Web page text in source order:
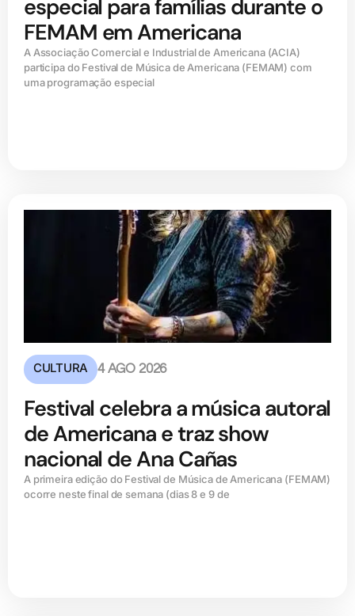
especial para famílias durante o
FEMAM em Americana
A Associação Comercial e Industrial de Americana (ACIA)
participa do Festival de Música de Americana (FEMAM) com
uma programação especial
CULTURA 4 AGO 2026
Festival celebra a música autoral
de Americana e traz show
nacional de Ana Cañas
A primeira edição do Festival de Música de Americana (FEMAM)
ocorre neste final de semana (dias 8 e 9 de